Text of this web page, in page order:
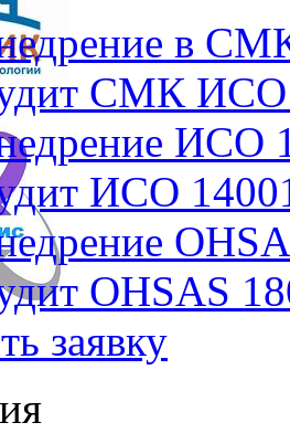
в
СМК ИСО
ИСО
ИСО
OHSAS
заявку